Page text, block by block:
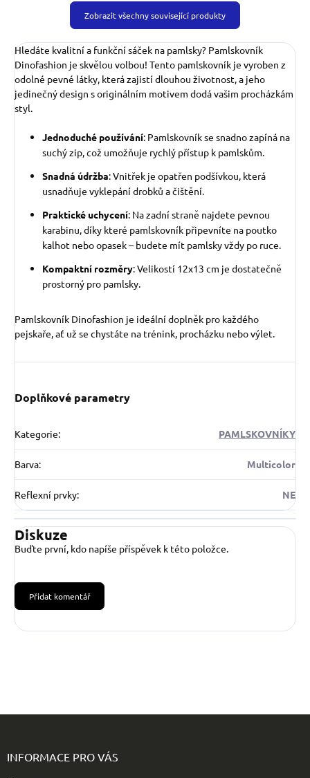
Zobrazit všechny související produkty
Hledáte kvalitní a funkční sáček na pamlsky? Pamlskovník
Dinofashion je skvělou volbou! Tento pamlskovník je vyroben z
odolné pevné látky, která zajistí dlouhou životnost, a jeho
jedinečný design s originálním motivem dodá vašim procházkám
styl.
Jednoduché používání: Pamlskovník se snadno zapíná na
suchý zip, což umožňuje rychlý přístup k pamlskům.
Snadná údržba: Vnitřek je opatřen podšívkou, která
usnadňuje vyklepání drobků a čištění.
Praktické uchycení: Na zadní straně najdete pevnou
karabinu, díky které pamlskovník připevníte na poutko
kalhot nebo opasek – budete mít pamlsky vždy po ruce.
Kompaktní rozměry: Velikostí 12x13 cm je dostatečně
prostorný pro pamlsky.
Pamlskovník Dinofashion je ideální doplněk pro každého
pejskaře, ať už se chystáte na trénink, procházku nebo výlet.
Doplňkové parametry
Kategorie: PAMLSKOVNÍKY
Barva: Multicolor
Reflexní prvky: NE
Diskuze
Buďte první, kdo napíše příspěvek k této položce.
Přidat komentář
INFORMACE PRO VÁS